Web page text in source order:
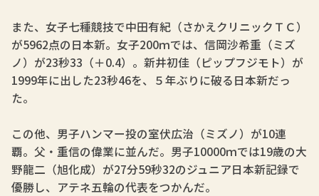
また、女子七種競技で中田有紀（さかえクリニックＴＣ）
が5962点の日本新。女子200ｍでは、信岡沙希重（ミズ
ノ）が23秒33（＋0.4）。新井初佳（ピップフジモト）が
1999年に出した23秒46を、５年ぶりに破る日本新だっ
た。
この他、男子ハンマー投の室伏広治（ミズノ）が10連
覇。父・重信の偉業に並んだ。男子10000ｍでは19歳の大
野龍二（旭化成）が27分59秒32のジュニア日本新記録で
優勝し、アテネ五輪の代表をつかんだ。